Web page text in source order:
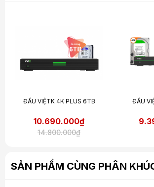
ĐẦU VIỆTK 4K PLUS 6TB
10.690.000₫
14.800.000₫
ĐẦU
SẢN PHẨM CÙNG PHÂN